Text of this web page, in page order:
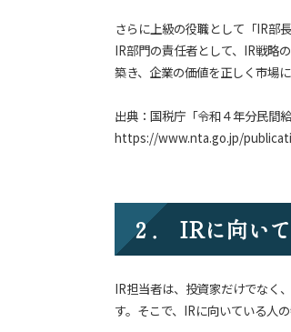
さらに上級の役職として「IR部
IR部門の責任者として、IR戦略
築き、企業の価値を正しく市場
出典：国税庁「令和４年分民間
https://www.nta.go.jp/
２． IRに向い
IR担当者は、投資家だけでなく
す。そこで、IRに向いている人